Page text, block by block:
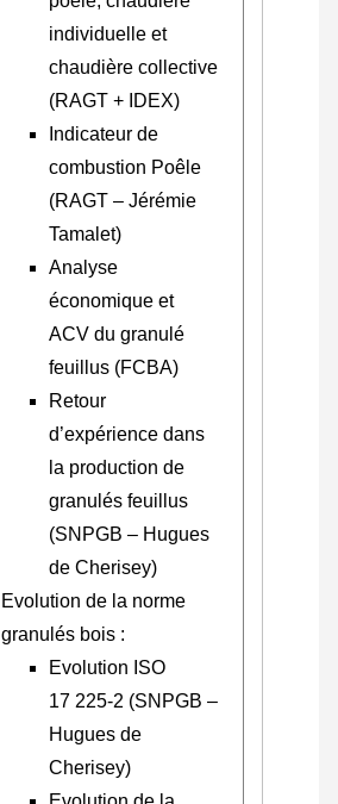
individuelle et
chaudière collective
(RAGT + IDEX)
Indicateur de
combustion Poêle
(RAGT – Jérémie
Tamalet)
Analyse
économique et
ACV du granulé
feuillus (FCBA)
Retour
d’expérience dans
la production de
granulés feuillus
(SNPGB – Hugues
de Cherisey)
Evolution de la norme
granulés bois :
Evolution ISO
17 225-2 (SNPGB –
Hugues de
Cherisey)